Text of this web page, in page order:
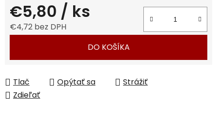
€5,80 / ks
€4,72 bez DPH
DO KOŠÍKA
Tlač Opýtať sa
Strážiť
Zdieľať